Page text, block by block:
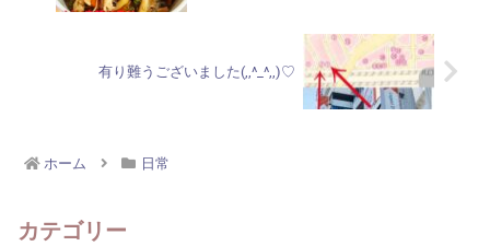
有り難うございました(,,^_^,,)♡
ホーム 日常
カテゴリー